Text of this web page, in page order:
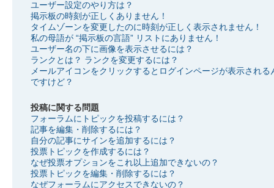
ユーザー設定のやり方は？
掲示板の時刻が正しくありません！
タイムゾーンを変更したのに時刻が正しく表示されません！
私の母語が “掲示板の言語” リストにありません！
ユーザー名の下に画像を表示させるには？
ランクとは？ ランクを変更するには？
メールアイコンをクリックするとログインページが表示される
ですけど？
投稿に関する問題
フォーラムにトピックを投稿するには？
記事を編集・削除するには？
自分の記事にサインを追加するには？
投票トピックを作成するには？
なぜ投票オプションをこれ以上追加できないの？
投票トピックを編集・削除するには？
なぜフォーラムにアクセスできないの？